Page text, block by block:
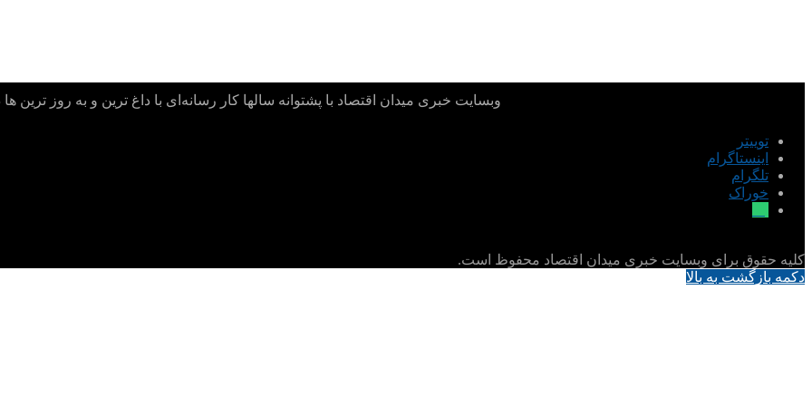
وبسایت خبری میدان اقتصاد با پشتوانه سالها کار رسانه‌ای با داغ ترین و به روز ترین
توییتر
اینستاگرام
تلگرام
خوراک
کلیه حقوق برای وبسایت خبری میدان اقتصاد محفوظ است.
دکمه بازگشت به بالا